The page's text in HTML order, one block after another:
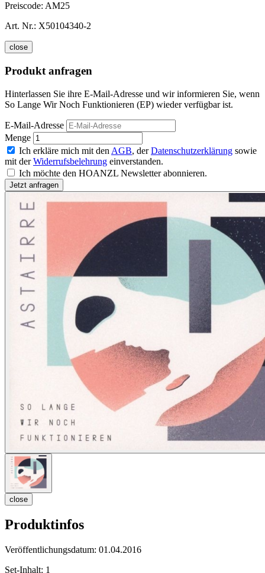
Preiscode: AM25
Art. Nr.: X50104340-2
close
Produkt anfragen
Hinterlassen Sie ihre E-Mail-Adresse und wir informieren Sie, wenn
So Lange Wir Noch Funktionieren (EP) wieder verfügbar ist.
E-Mail-Adresse
Menge
Ich erkläre mich mit den AGB, derDatenschutzerklärung sowie
mit derWiderrufsbelehrung einverstanden.
Ich möchte den HOANZL Newsletter abonnieren.
close
Produktinfos
Veröffentlichungsdatum: 01.04.2016
Set-Inhalt: 1